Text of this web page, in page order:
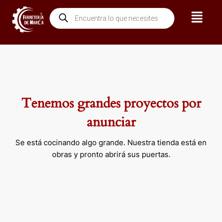
contenido
Búsqueda
de
productos
Menú
Tenemos grandes proyectos por
anunciar
Se está cocinando algo grande. Nuestra tienda está en
obras y pronto abrirá sus puertas.